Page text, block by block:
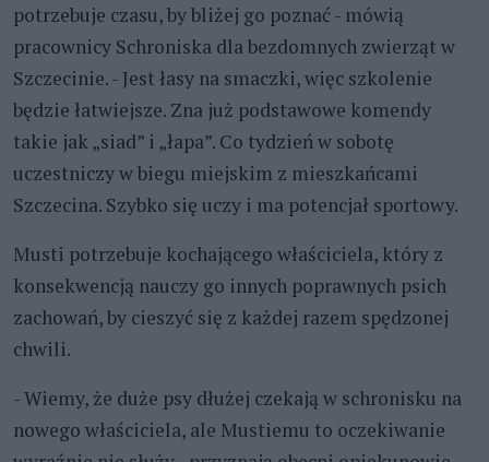
potrzebuje czasu, by bliżej go poznać - mówią
pracownicy Schroniska dla bezdomnych zwierząt w
Szczecinie. - Jest łasy na smaczki, więc szkolenie
będzie łatwiejsze. Zna już podstawowe komendy
takie jak „siad” i „łapa”. Co tydzień w sobotę
uczestniczy w biegu miejskim z mieszkańcami
Szczecina. Szybko się uczy i ma potencjał sportowy.
Musti potrzebuje kochającego właściciela, który z
konsekwencją nauczy go innych poprawnych psich
zachowań, by cieszyć się z każdej razem spędzonej
chwili.
- Wiemy, że duże psy dłużej czekają w schronisku na
nowego właściciela, ale Mustiemu to oczekiwanie